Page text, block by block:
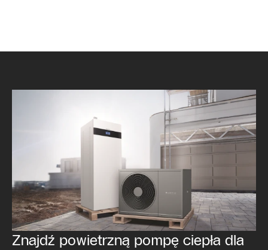
Znajdź powietrzną pompę ciepła dla